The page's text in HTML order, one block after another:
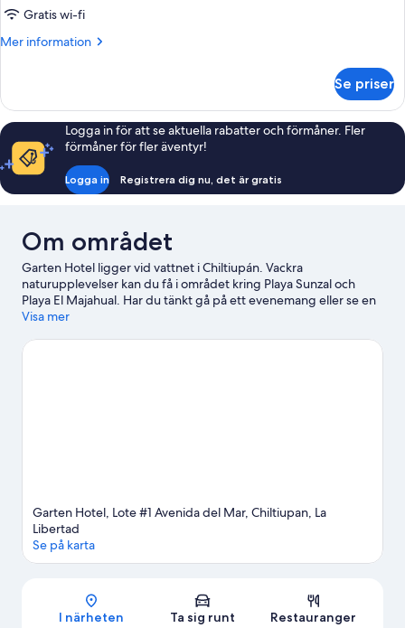
Gratis wi-fi
Mer information
Mer
King
Suite
Se priser
Logga in för att se aktuella rabatter och förmåner. Fler
förmåner för fler äventyr!
Logga in Registrera dig nu, det är gratis
Om området
Garten Hotel ligger vid vattnet i Chiltiupán. Vackra
naturupplevelser kan du få i området kring Playa Sunzal och
Playa El Majahual. Har du tänkt gå på ett evenemang eller se en
match när du är i stan? Kolla upp vad som är på gång på
Salamanca Events El Salvador. Snorkling och windsurfing är
Visa mer
Garten Hotel, Lote #1 Avenida del Mar, Chiltiupan, La
Libertad
Se på karta
I närheten Ta sig runt Restauranger